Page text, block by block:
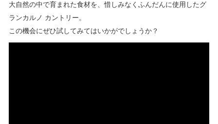
大自然の中で育まれた食材を、惜しみなくふんだんに使用したグ
ランカルノ カントリー。
この機会にぜひ試してみてはいかがでしょうか？